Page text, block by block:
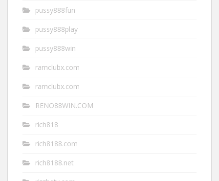
pussy888fun
pussy888play
pussy888win
ramclubx.com
ramclubx.com
RENO88WIN.COM
rich818
rich8188.com
rich8188.net